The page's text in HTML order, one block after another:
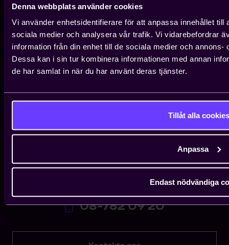
Denna webbplats använder cookies
Vi använder enhetsidentifierare för att anpassa innehållet till
sociala medier och analysera vår trafik. Vi vidarebefordrar
information från din enhet till de sociala medier och
Dessa kan i sin tur kombinera informationen med annan
de har samlat in när du har använt deras tjänster.
Tillåt alla cookies
Anpassa
Endast nödvändiga
Storgatan 5
Box 5510
114 85 Stockholm
08 - 782 08 00 • info@teknikforetagen.se
När du behöver rådgivning avseende arbetsrätt, avtalsfrågor
08-782 08 80
08-782 09 20